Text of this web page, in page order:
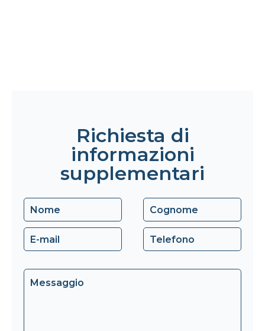
Richiesta di
informazioni
supplementari